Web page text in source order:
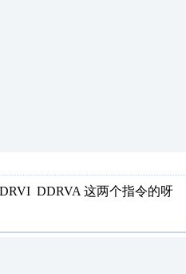
DDRVA 这两个指令的呀